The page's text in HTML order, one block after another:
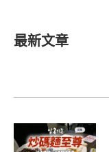
最新文章